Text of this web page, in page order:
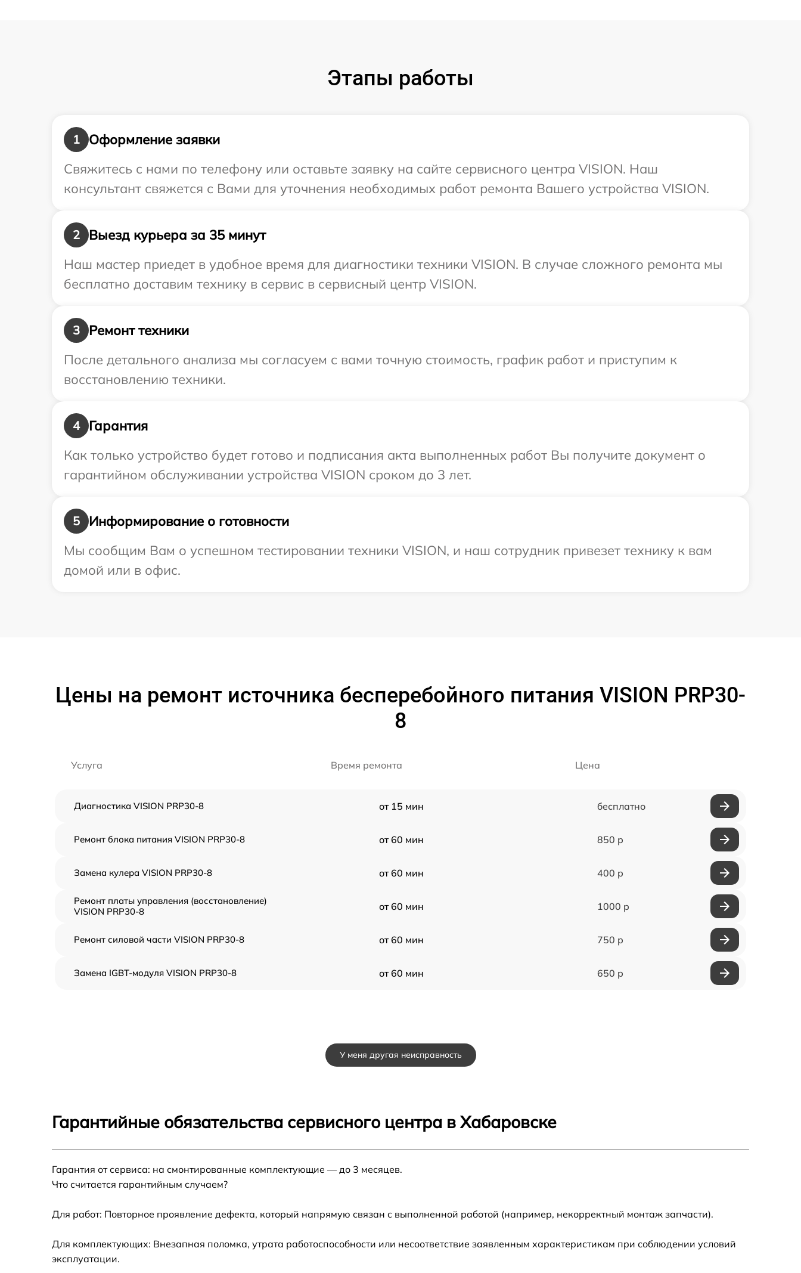
Этапы работы
1
Оформление заявки
Свяжитесь с нами по телефону или оставьте заявку на сайте сервисного центра VISION. Наш
консультант свяжется с Вами для уточнения необходимых работ ремонта Вашего устройства VISION.
2
Выезд курьера за 35 минут
Наш мастер приедет в удобное время для диагностики техники VISION. В случае сложного ремонта мы
бесплатно доставим технику в сервис в сервисный центр VISION.
3
Ремонт техники
После детального анализа мы согласуем с вами точную стоимость, график работ и приступим к
восстановлению техники.
4
Гарантия
Как только устройство будет готово и подписания акта выполненных работ Вы получите документ о
гарантийном обслуживании устройства VISION сроком до 3 лет.
5
Информирование о готовности
Мы сообщим Вам о успешном тестировании техники VISION, и наш сотрудник привезет технику к вам
домой или в офис.
Цены на ремонт источника бесперебойного питания VISION PRP30-
8
Услуга Время ремонта Цена
Диагностика VISION PRP30-8 от 15 мин бесплатно
Ремонт блока питания VISION PRP30-8 от 60 мин 850 р
Замена кулера VISION PRP30-8 от 60 мин 400 р
Ремонт платы управления (восстановление)
VISION PRP30-8
от 60 мин 1000 р
Ремонт силовой части VISION PRP30-8 от 60 мин 750 р
Замена IGBT-модуля VISION PRP30-8 от 60 мин 650 р
У меня другая неисправность
Гарантийные обязательства сервисного центра в Хабаровске
Гарантия от сервиса: на смонтированные комплектующие — до 3 месяцев.
Что считается гарантийным случаем?
Для работ: Повторное проявление дефекта, который напрямую связан с выполненной работой (например, некорректный монтаж запчасти).
Для комплектующих: Внезапная поломка, утрата работоспособности или несоответствие заявленным характеристикам при соблюдении условий
эксплуатации.